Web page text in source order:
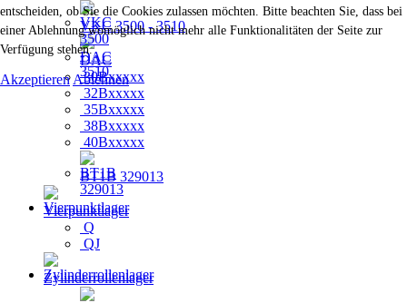
VKC 3500 - 3510
DAC
30Bxxxxx
32Bxxxxx
35Bxxxxx
38Bxxxxx
40Bxxxxx
BT1B 329013
Vierpunktlager
Q
QJ
Zylinderrollenlager
entscheiden, ob Sie die Cookies zulassen möchten. Bitte beachten Sie, dass bei
einer Ablehnung womöglich nicht mehr alle Funktionalitäten der Seite zur
Verfügung stehen.
Akzeptieren Ablehnen